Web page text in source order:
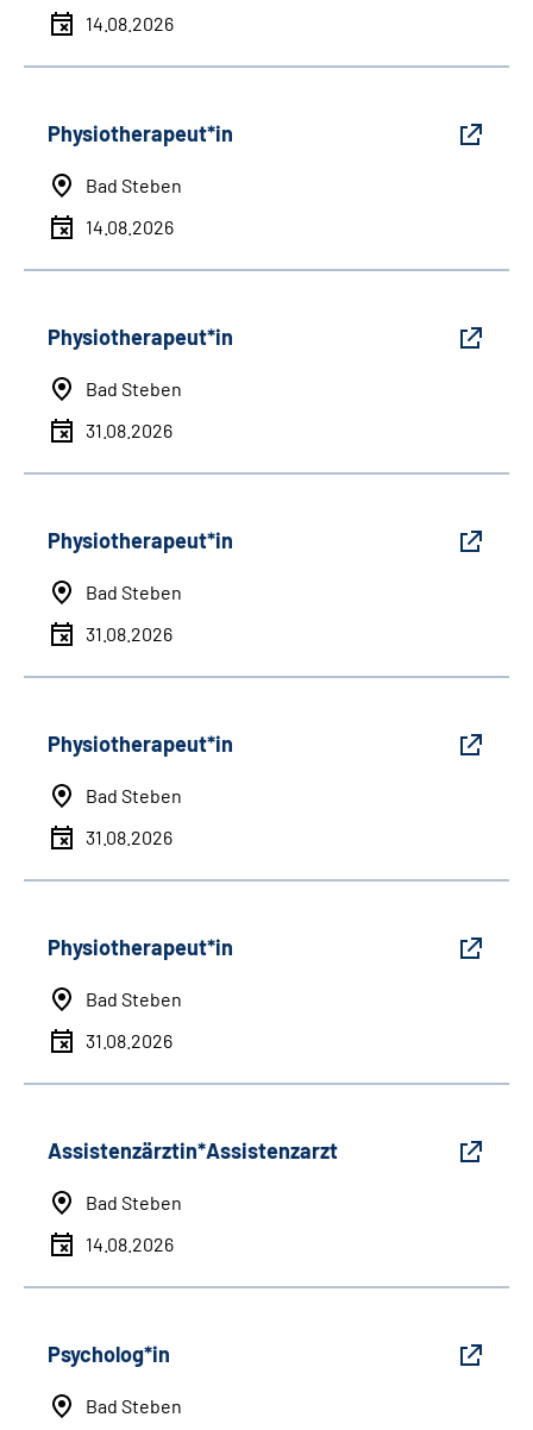
14.08.2026
Physiotherapeut*in
Bad Steben
14.08.2026
Physiotherapeut*in
Bad Steben
31.08.2026
Physiotherapeut*in
Bad Steben
31.08.2026
Physiotherapeut*in
Bad Steben
31.08.2026
Physiotherapeut*in
Bad Steben
31.08.2026
Assistenzärztin*Assistenzarzt
Bad Steben
14.08.2026
Psycholog*in
Bad Steben